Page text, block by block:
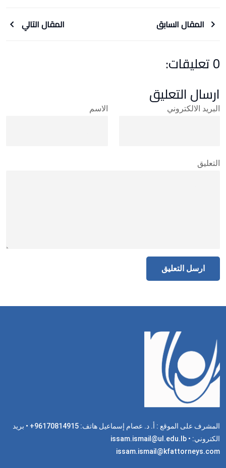
المقال السابق المقال التالي
0 تعليقات:
ارسال التعليق
الاسم البريد الالكتروني
التعليق
المشرف على الموقع : أ. د. عصام إسماعيل هاتف: 96170814915+ • بريد
الكتروني: issam.ismail@ul.edu.lb •
issam.ismail@kfattorneys.com